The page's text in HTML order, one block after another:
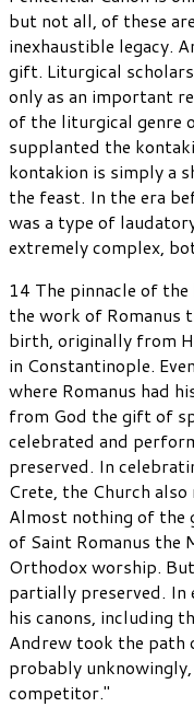
but not all, of these
inexhaustible legacy.
gift. Liturgical
only as an important
of the liturgical genre
supplanted the
kontakion is simply a
the feast. In the era
was a type of
extremely complex,
14 The pinnacle of
the work of Romanus
birth, originally from
in Constantinople.
where Romanus had
from God the gift of
celebrated and
preserved. In
Crete, the Church
Almost nothing of the
of Saint Romanus the
Orthodox worship.
partially preserved. In
his canons, including
Andrew took the
probably
competitor."